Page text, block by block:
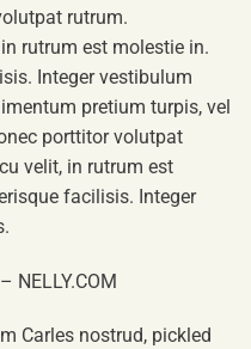
rutrum.
rutrum est molestie in.
Integer vestibulum
pretium turpis, vel
porttitor volutpat
velit, in rutrum est
facilisis. Integer
NELLY.COM
Carles nostrud, pickled